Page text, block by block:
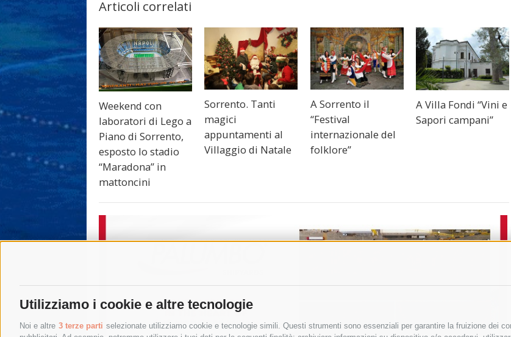
Utilizziamo i cookie e altre tecnologie
Noi e altre 3 terze parti selezionate utilizziamo cookie e tecnologie simili. Questi strumenti sono essenziali per garantire la fruizione dei
Articoli correlati
Weekend con
laboratori di Lego a
Piano di Sorrento,
esposto lo stadio
“Maradona” in
mattoncini
Sorrento. Tanti
magici
appuntamenti al
Villaggio di Natale
A Sorrento il
“Festival
internazionale del
folklore”
A Villa Fondi “Vini e
Sapori campani”